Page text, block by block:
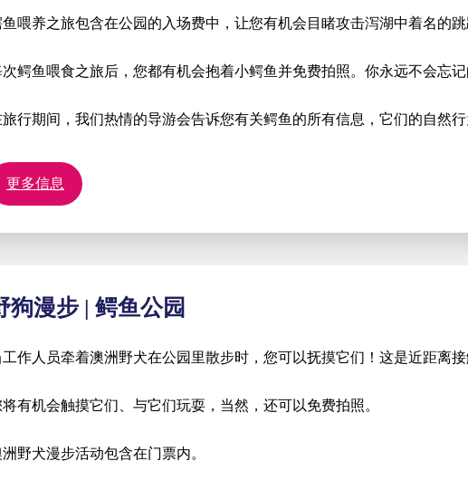
鱼喂养之旅包含在公园的入场费中，让您有机会目睹攻击泻湖中着名的
次鳄鱼喂食之旅后，您都有机会抱着小鳄鱼并免费拍照。你永远不会忘记
旅行期间，我们热情的导游会告诉您有关鳄鱼的所有信息，它们的自然行
更多信息
狗漫步 | 鳄鱼公园
工作人员牵着澳洲野犬在公园里散步时，您可以抚摸它们！这是近距离
有机会触摸它们、与它们玩耍，当然，还可以免费拍照。
野犬漫步活动包含在门票内。